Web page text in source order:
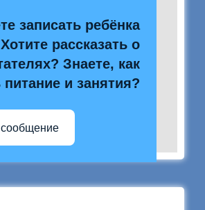
записать ребёнка
рассказать о
Знаете, как
и занятия?